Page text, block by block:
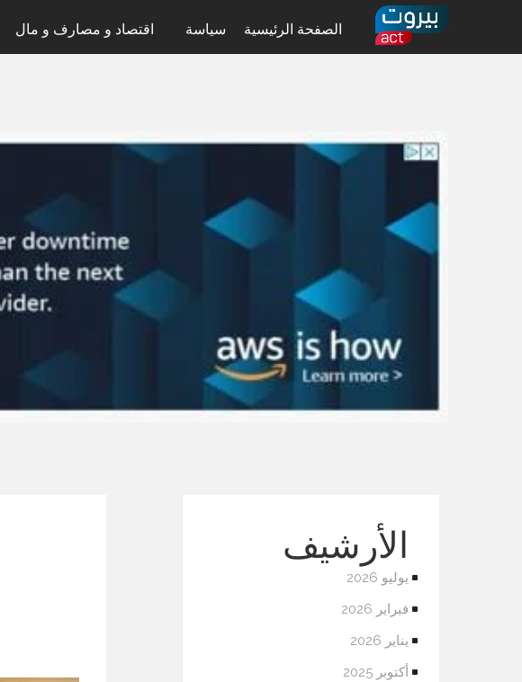
الصفحة الرئيسية سياسة اقتصاد و مصارف و مال
الأرشيف
يوليو 2026
فبراير 2026
يناير 2026
أكتوبر 2025